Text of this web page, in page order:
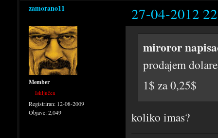
zamorano11 27-04-2012
Member
Isključen
Registriran: 12-08-2009
Objave:2,049
miroror
prodajem
1$ za 0,25$
koliko imas?